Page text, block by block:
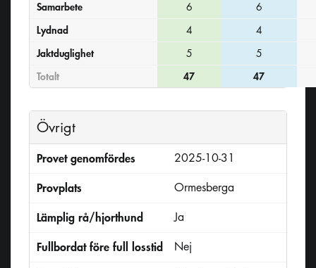
Samarbete
6
6
Lydnad
4
4
Jaktduglighet
5
5
Totalt
47 47
Övrigt
Provet genomfördes
2025-10-31
Provplats
Ormesberga
Lämplig rå/hjorthund
Ja
Fullbordat före full losstid
Nej